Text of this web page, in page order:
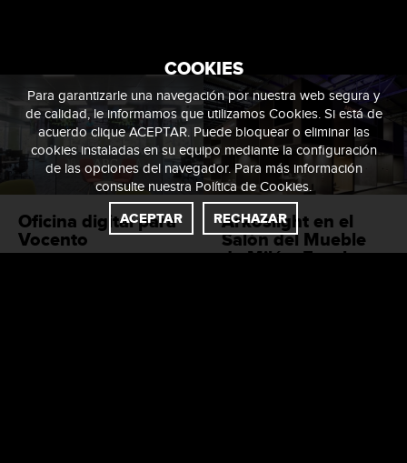
Oficina digital para
Vocento
Arkoslight en el
Salón del Mueble
de Milán, Euroluce
COOKIES
Para garantizarle una navegación por nuestra web segura y
de calidad, le informamos que utilizamos Cookies. Si está de
acuerdo clique ACEPTAR. Puede bloquear o eliminar las
cookies instaladas en su equipo mediante la configuración
de las opciones del navegador. Para más información
consulte nuestra Política de Cookies.
ACEPTAR RECHAZAR